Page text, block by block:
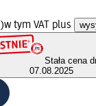
w tym VAT plus
Stała cena
07.08.2025